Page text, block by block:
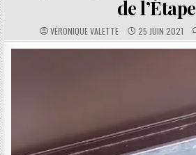
de l’Étape
AUTHOR:
VÉRONIQUE VALETTE PUBLISHED DATE:
25 JUIN 2021